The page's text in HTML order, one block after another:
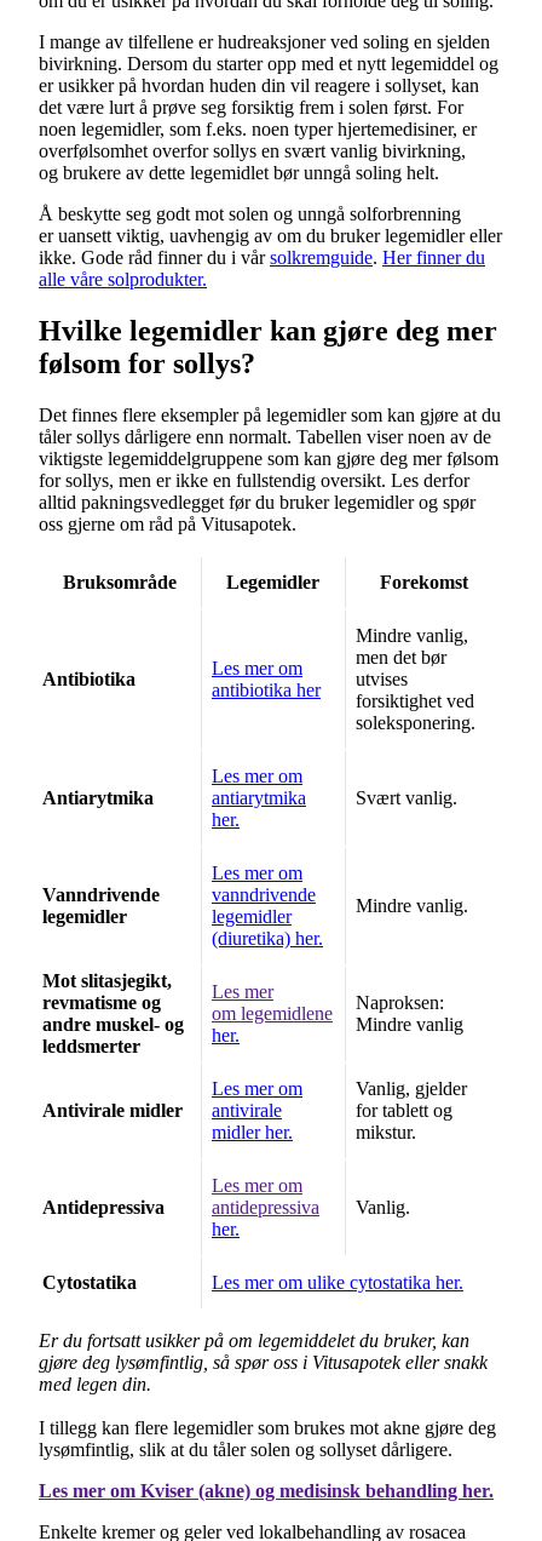
I mange av tilfellene er hudreaksjoner ved soling en sjelden
bivirkning. Dersom du starter opp med et nytt legemiddel og
er usikker på hvordan huden din vil reagere i sollyset, kan
det være lurt å prøve seg forsiktig frem i solen først. For
noen legemidler, som f.eks. noen typer hjertemedisiner, er
overfølsomhet overfor sollys en svært vanlig bivirkning,
og brukere av dette legemidlet bør unngå soling helt.
Å beskytte seg godt mot solen og unngå solforbrenning
er uansett viktig, uavhengig av om du bruker legemidler eller
ikke. Gode råd finner du i vårsolkremguide. Her finner du
alle våre solprodukter.
Hvilke legemidler kan gjøre deg mer
følsom for sollys?
Det finnes flere eksempler på legemidler som kan gjøre at du
tåler sollys dårligere enn normalt. Tabellen viser noen av de
viktigste legemiddelgruppene som kan gjøre deg mer følsom
for sollys, men er ikke en fullstendig oversikt. Les derfor
alltid pakningsvedlegget før du bruker legemidler og spør
oss gjerne om råd på Vitusapotek.
Bruksområde Legemidler Forekomst
Antibiotika
Les mer om
antibiotika her
Mindre vanlig,
men det bør
utvises
forsiktighet ved
soleksponering.
Antiarytmika
Les mer om
antiarytmika
her.
Svært vanlig.
Vanndrivende
legemidler
Les mer om
vanndrivende
legemidler
(diuretika) her.
Mindre vanlig.
Mot slitasjegikt,
revmatisme og
andre muskel- og
leddsmerter
Les mer
om legemidlene
her.
Naproksen:
Mindre vanlig
Antivirale midler
Les mer om
antivirale
midler her.
Vanlig, gjelder
for tablett og
mikstur.
Antidepressiva
Les mer om
antidepressiva
her.
Vanlig.
Cytostatika Les mer om ulike cytostatika her.
Er du fortsatt usikker på om legemiddelet du bruker, kan
gjøre deg lysømfintlig, så spør oss i Vitusapotek eller snakk
med legen din.
I tillegg kan flere legemidler som brukes mot akne gjøre deg
lysømfintlig, slik at du tåler solen og sollyset dårligere.
Les mer om Kviser (akne) og medisinsk behandling her.
Enkelte kremer og geler ved lokalbehandling av rosacea